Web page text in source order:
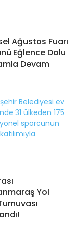
Ağustos Fuarı
Eğlence Dolu
Devam
Yol